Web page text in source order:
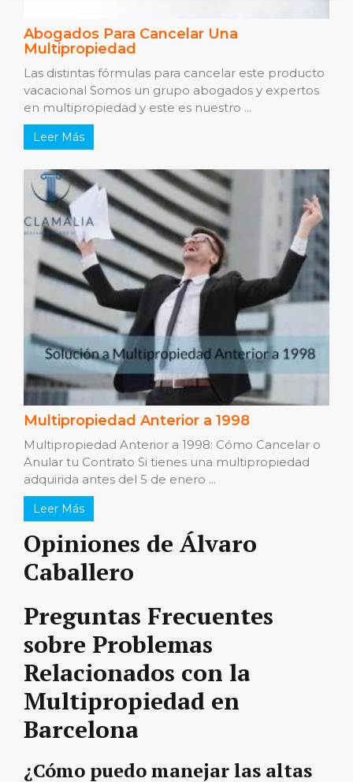
Abogados Para Cancelar Una
Multipropiedad
Las distintas fórmulas para cancelar este producto
vacacional Somos un grupo abogados y expertos
en multipropiedad y este es nuestro ...
Leer Más
Multipropiedad Anterior a 1998
Multipropiedad Anterior a 1998: Cómo Cancelar o
Anular tu Contrato Si tienes una multipropiedad
adquirida antes del 5 de enero ...
Leer Más
Opiniones de Álvaro
Caballero
Preguntas Frecuentes
sobre Problemas
Relacionados con la
Multipropiedad en
Barcelona
¿Cómo puedo manejar las altas